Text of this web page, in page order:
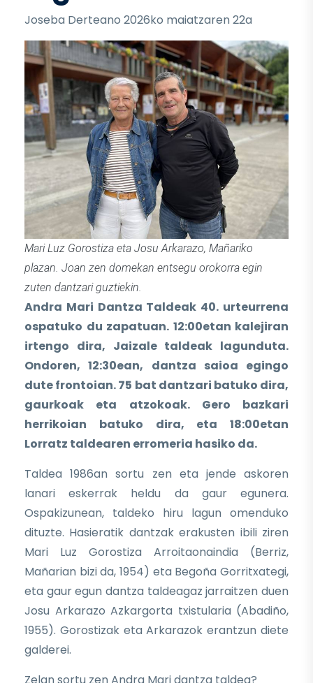
Joseba Derteano 2026ko maiatzaren 22a
Mari Luz Gorostiza eta Josu Arkarazo, Mañariko
plazan. Joan zen domekan entsegu orokorra egin
zuten dantzari guztiekin.
Andra Mari Dantza Taldeak 40. urteurrena
ospatuko du zapatuan. 12:00etan kalejiran
irtengo dira, Jaizale taldeak lagunduta.
Ondoren, 12:30ean, dantza saioa egingo
dute frontoian. 75 bat dantzari batuko dira,
gaurkoak eta atzokoak. Gero bazkari
herrikoian batuko dira, eta 18:00etan
Lorratz taldearen erromeria hasiko da.
Taldea 1986an sortu zen eta jende askoren
lanari eskerrak heldu da gaur egunera.
Ospakizunean, taldeko hiru lagun omenduko
dituzte. Hasieratik dantzak erakusten ibili ziren
Mari Luz Gorostiza Arroitaonaindia (Berriz,
Mañarian bizi da, 1954) eta Begoña Gorritxategi,
eta gaur egun dantza taldeagaz jarraitzen duen
Josu Arkarazo Azkargorta txistularia (Abadiño,
1955). Gorostizak eta Arkarazok erantzun diete
galderei.
Zelan sortu zen Andra Mari dantza taldea?